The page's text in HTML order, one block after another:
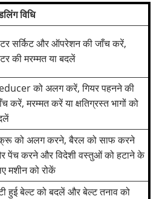
विधि
सर्किट और ऑपरेशन की जाँच करें,
की मरम्मत या बदलें
को अलग करें, गियर पहनने की
करें, मरम्मत करें या क्षतिग्रस्त भागों को
को अलग करने, बैरल को साफ करने
पेंच करने और विदेशी वस्तुओं को हटाने के
मशीन को रोकें
हुई बेल्ट को बदलें और बेल्ट तनाव को